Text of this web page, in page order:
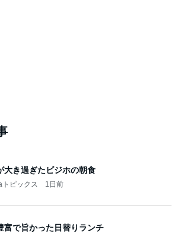
大き過ぎたビジホの朝食
ピックス 1日前
富で旨かった日替りランチ